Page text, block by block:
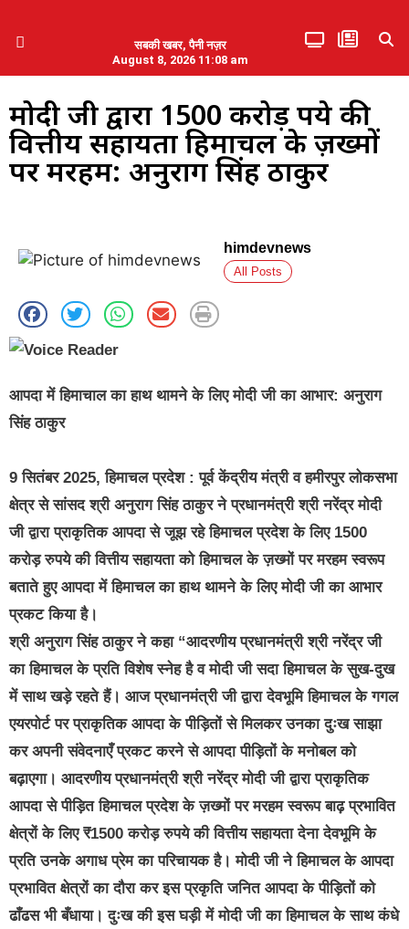
सबकी खबर, पैनी नज़र
August 8, 2026 11:08 am
मोदी जी द्वारा ₹1500 करोड़ रुपये की
वित्तीय सहायता हिमाचल के ज़ख्मों
पर मरहम: अनुराग सिंह ठाकुर
himdevnews
All Posts
आपदा में हिमाचाल का हाथ थामने के लिए मोदी जी का आभार: अनुराग
सिंह ठाकुर
9 सितंबर 2025, हिमाचल प्रदेश : पूर्व केंद्रीय मंत्री व हमीरपुर लोकसभा
क्षेत्र से सांसद श्री अनुराग सिंह ठाकुर ने प्रधानमंत्री श्री नरेंद्र मोदी
जी द्वारा प्राकृतिक आपदा से जूझ रहे हिमाचल प्रदेश के लिए 1500
करोड़ रुपये की वित्तीय सहायता को हिमाचल के ज़ख्मों पर मरहम स्वरूप
बताते हुए आपदा में हिमाचल का हाथ थामने के लिए मोदी जी का आभार
प्रकट किया है।
श्री अनुराग सिंह ठाकुर ने कहा “आदरणीय प्रधानमंत्री श्री नरेंद्र जी
का हिमाचल के प्रति विशेष स्नेह है व मोदी जी सदा हिमाचल के सुख-दुख
में साथ खड़े रहते हैं। आज प्रधानमंत्री जी द्वारा देवभूमि हिमाचल के गगल
एयरपोर्ट पर प्राकृतिक आपदा के पीड़ितों से मिलकर उनका दुःख साझा
कर अपनी संवेदनाएँ प्रकट करने से आपदा पीड़ितों के मनोबल को
बढ़ाएगा। आदरणीय प्रधानमंत्री श्री नरेंद्र मोदी जी द्वारा प्राकृतिक
आपदा से पीड़ित हिमाचल प्रदेश के ज़ख्मों पर मरहम स्वरूप बाढ़ प्रभावित
क्षेत्रों के लिए ₹1500 करोड़ रुपये की वित्तीय सहायता देना देवभूमि के
प्रति उनके अगाध प्रेम का परिचायक है। मोदी जी ने हिमाचल के आपदा
प्रभावित क्षेत्रों का दौरा कर इस प्रकृति जनित आपदा के पीड़ितों को
ढाँढस भी बँधाया। दुःख की इस घड़ी में मोदी जी का हिमाचल के साथ कंधे